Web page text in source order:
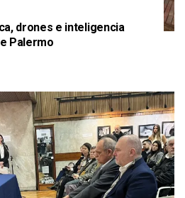
drones e inteligencia
Palermo